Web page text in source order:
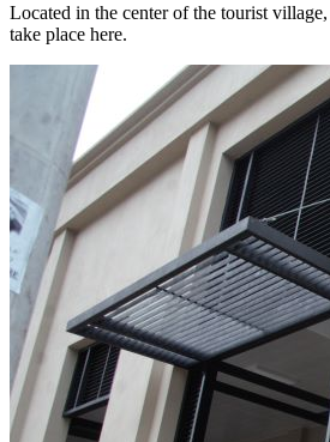
Located in the center of the tourist
take place here.